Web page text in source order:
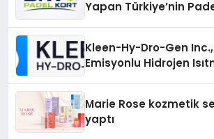
Yapan Türkiye’nin
Kleen-Hy-Dro-Gen Inc.,
Emisyonlu Hidrojen
Marie Rose kozmetik
yaptı